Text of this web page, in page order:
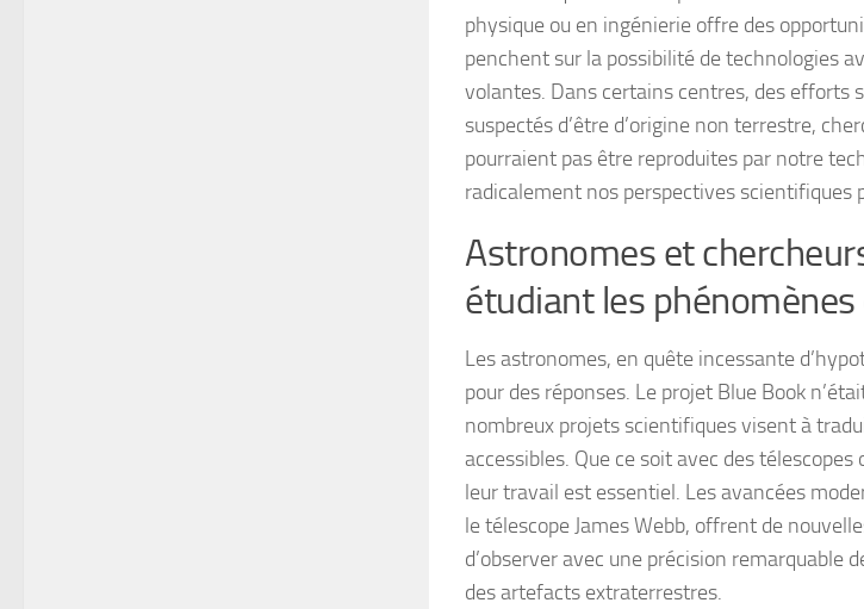
physique ou en ingénierie offre des
penchent sur la possibilité de technologies
volantes. Dans certains centres, des efforts
suspectés d’être d’origine non terrestre,
pourraient pas être reproduites par notre
radicalement nos perspectives scientifiques
Astronomes et
étudiant les phénomènes
Les astronomes, en quête incessante
pour des réponses. Le projet Blue Book
nombreux projets scientifiques visent à
accessibles. Que ce soit avec des
leur travail est essentiel. Les avancées
le télescope James Webb, offrent de
d’observer avec une précision remarquable
des artefacts extraterrestres.